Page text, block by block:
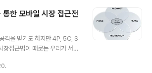
이다. 시내전화와 유선인
선 정도만 필요하지만, 이동전
전화의 가입자가 많을 수 밖에
입자 83,214(천명)을 기준으
하고 있다. 시내전화 가입율을
한 모바일 시장 접근전
격을 받기도 하지만 4P, 5C, S
접근법이 때로는 우리가 서있
해 모바일 시장 접근전략을 가